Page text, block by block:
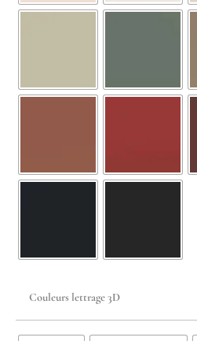
Couleurs lettrage 3D